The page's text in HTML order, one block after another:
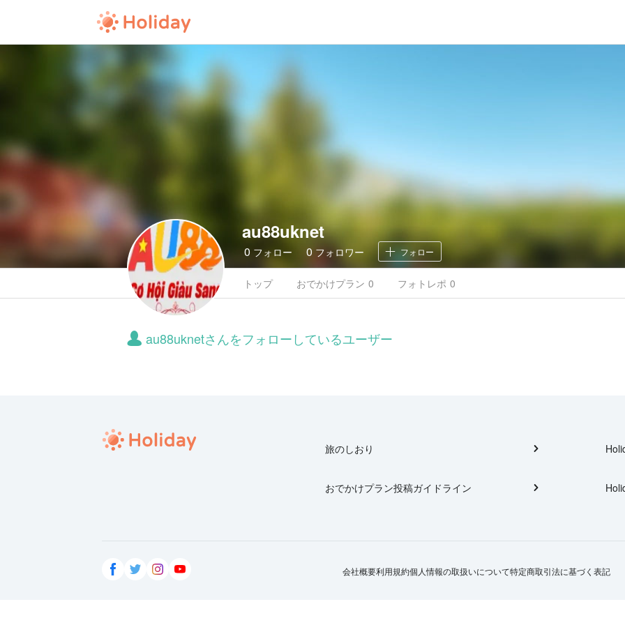
au88uknet
0 フォロー 0 フォロワー フォロー
トップ おでかけプラン 0 フォトレポ 0
au88uknetさんをフォローしているユーザー
旅のしおり
おでかけプラン投稿ガイドライン
会社概要利用規約個人情報の取扱いについて特定商取引法に基づく表記